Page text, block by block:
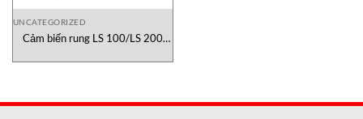
UNCATEGORIZED
Cảm biến rung LS 100/LS 200